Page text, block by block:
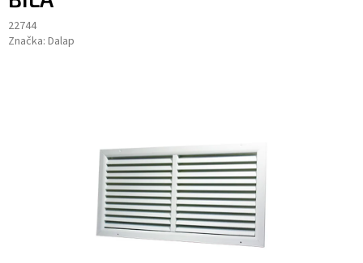
22744
Značka: Dalap